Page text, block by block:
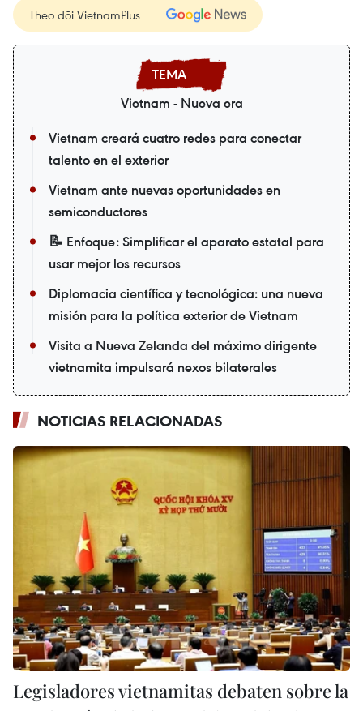
Theo dõi VietnamPlus
Vietnam - Nueva era
Vietnam creará cuatro redes para conectar
talento en el exterior
Vietnam ante nuevas oportunidades en
semiconductores
📝 Enfoque: Simplificar el aparato estatal para
usar mejor los recursos
Diplomacia científica y tecnológica: una nueva
misión para la política exterior de Vietnam
Visita a Nueva Zelanda del máximo dirigente
vietnamita impulsará nexos bilaterales
NOTICIAS RELACIONADAS
Legisladores vietnamitas debaten sobre la